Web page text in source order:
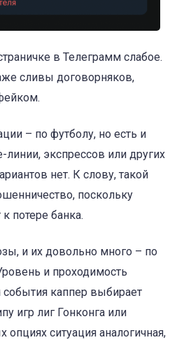
в Телеграмм слабое.
сливы договорняков,
– по футболу, но есть и
линии, экспрессов или других
нет. К слову, такой
поскольку
потере банка.
и их довольно много – по
и проходимость
события каппер выбирает
игр лиг Гонконга или
ситуация аналогичная,